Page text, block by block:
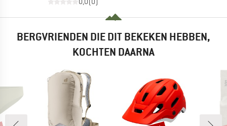
BERGVRIENDEN DIE DIT BEKEKEN HEBBEN,
KOCHTEN DAARNA